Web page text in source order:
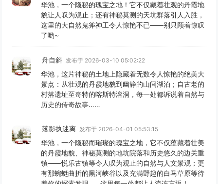
华池，一个隐秘的瑰宝之地！它不仅藏着壮观的丹霞地
貌让人叹为观止；还有神秘莫测的天坑群落引人入胜，
这里的大自然鬼斧神工令人惊艳不已——别只顾着惊叹
了哟~
舟自斜 发布于 2026-03-10 05:02:22
华池，这片神秘的土地上隐藏着无数令人惊艳的绝美大
景点：从壮观的丹霞地貌到幽静的山间湖泊；自古老的
村落遗址至奇特的喀斯特溶洞，每一处都诉说着自然与
历史的传奇故事……
落影执迷离 发布于 2026-04-01 05:53:15
华池，一个隐秘而璀璨的瑰宝之地，它不仅蕴藏着壮美
的丹霞地貌、神秘莫测的地坑院落和历史悠久的边关重
镇——悦乐古镇等令人叹为观止的自然与人文景观；更
有那蜿蜓曲折的黑河峡谷以及充满野趣的白马草原等待